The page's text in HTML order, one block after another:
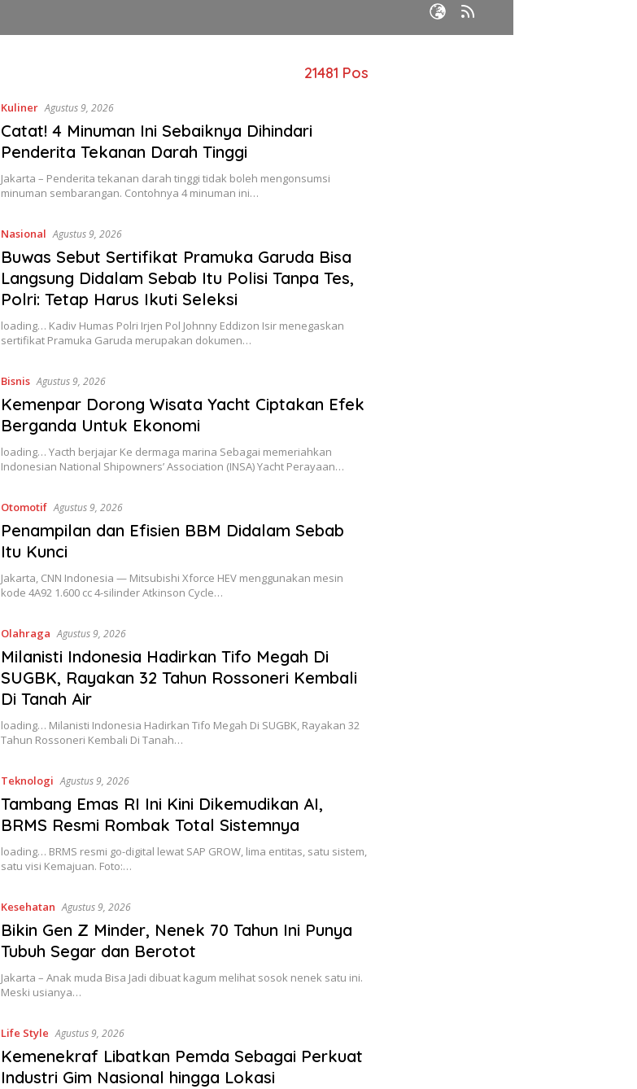
21481 Pos
Kuliner Agustus 9, 2026
Catat! 4 Minuman Ini Sebaiknya Dihindari
Penderita Tekanan Darah Tinggi
Jakarta – Penderita tekanan darah tinggi tidak boleh mengonsumsi
minuman sembarangan. Contohnya 4 minuman ini…
Nasional Agustus 9, 2026
Buwas Sebut Sertifikat Pramuka Garuda Bisa
Langsung Didalam Sebab Itu Polisi Tanpa Tes,
Polri: Tetap Harus Ikuti Seleksi
loading… Kadiv Humas Polri Irjen Pol Johnny Eddizon Isir menegaskan
sertifikat Pramuka Garuda merupakan dokumen…
Bisnis Agustus 9, 2026
Kemenpar Dorong Wisata Yacht Ciptakan Efek
Berganda Untuk Ekonomi
loading… Yacth berjajar Ke dermaga marina Sebagai memeriahkan
Indonesian National Shipowners’ Association (INSA) Yacht Perayaan…
Otomotif Agustus 9, 2026
Penampilan dan Efisien BBM Didalam Sebab
Itu Kunci
Jakarta, CNN Indonesia — Mitsubishi Xforce HEV menggunakan mesin
kode 4A92 1.600 cc 4-silinder Atkinson Cycle…
Olahraga Agustus 9, 2026
Milanisti Indonesia Hadirkan Tifo Megah Di
SUGBK, Rayakan 32 Tahun Rossoneri Kembali
Di Tanah Air
loading… Milanisti Indonesia Hadirkan Tifo Megah Di SUGBK, Rayakan 32
Tahun Rossoneri Kembali Di Tanah…
Teknologi Agustus 9, 2026
Tambang Emas RI Ini Kini Dikemudikan AI,
BRMS Resmi Rombak Total Sistemnya
loading… BRMS resmi go-digital lewat SAP GROW, lima entitas, satu sistem,
satu visi Kemajuan. Foto:…
Kesehatan Agustus 9, 2026
Bikin Gen Z Minder, Nenek 70 Tahun Ini Punya
Tubuh Segar dan Berotot
Jakarta – Anak muda Bisa Jadi dibuat kagum melihat sosok nenek satu ini.
Meski usianya…
Life Style Agustus 9, 2026
Kemenekraf Libatkan Pemda Sebagai Perkuat
Industri Gim Nasional hingga Lokasi